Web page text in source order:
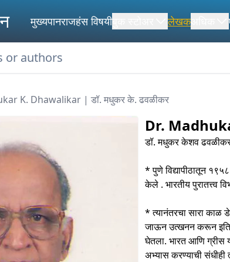
मुख्यपानराजहंस विषयी लेखक
K. Dhawalikar | डॉ. मधुकर के. ढवळीकर
Dr.
डॉ. मधुकर केशव ढवळीकर
* पुणे विद्यापीठातून
केले . भारतीय पुरातत्त्व
* त्यानंतरचा सारा काळ
जाऊन उत्खनन करून
घेतला. भारत आणि ग्रीस
अभ्यास करण्याची संधीही